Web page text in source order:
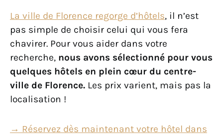
La ville de Florence regorge d’hôtels, il n’est
pas simple de choisir celui qui vous fera
chavirer. Pour vous aider dans votre
recherche, nous avons sélectionné pour vous
quelques hôtels en plein cœur du centre-
ville de Florence. Les prix varient, mais pas la
localisation !
→ Réservez dès maintenant votre hôtel dans